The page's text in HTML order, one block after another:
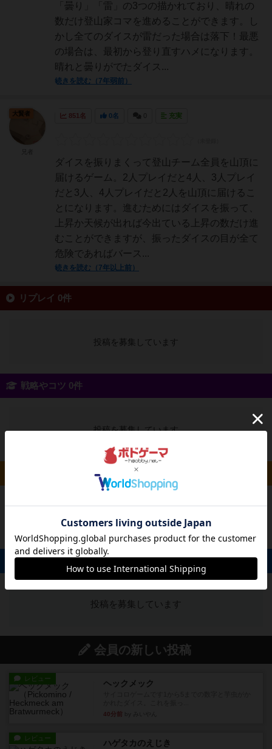
「曇り」「雷」の3つの描かれており、晴れの
数だけ登山家コマを進めることができます。し
かし全てのダイスが雷だった場合は落下！最悪
の場合は、最初から登り直すハメになります。
晴れと曇りがでたダイス...
続きを読む（7年弱前）
851名 0名 充実
ダイスを振りまくって登山チーム全員を山頂に
届けるゲーム。2人プレイだと4人、3人プレイ
だと3人、4人プレイだと2人を山頂に届けるこ
とになります。進むためにはダイスを振って、
上昇か天候が出れば今出ている上昇の数だけ進
むことができますが、振ったダイスの目が全て
危険であればバース...
続きを読む（7年以上前）
大賢者
リプレイ 0件
投稿を募集しています
戦略やコツ 0件
投稿を募集しています
ルール/インスト 0件
投稿を募集しています
投稿を募集しています
会員の新しい投稿
レビュー ヘックメック
40分前
レビュー ハゲタカのえじき